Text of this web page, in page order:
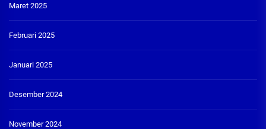
Maret 2025
Februari 2025
Januari 2025
Desember 2024
November 2024